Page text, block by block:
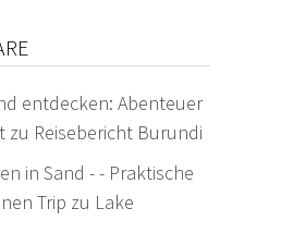
entdecken: Abenteuer
zu Reisebericht Burundi
in Sand - - Praktische
Trip zu Lake